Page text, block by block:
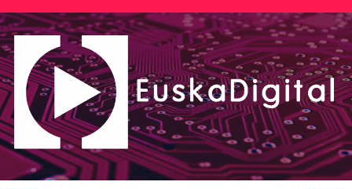
Saltar
al
contenido